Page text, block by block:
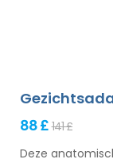
88 £141 £
Deze